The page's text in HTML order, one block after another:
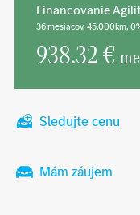
Financovanie
36 mesiacov, 45.000km,
938.32 €
Sledujte cenu
Mám záujem